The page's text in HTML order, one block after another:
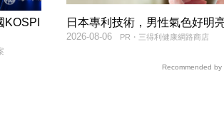
日本專利技術，男性氣色好明
PR・三得利健康網路商店
2026-08-06
Recommended by